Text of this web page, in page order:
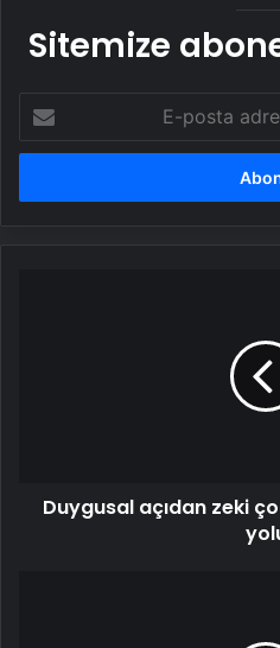
Sitemize
posta
adresinizi
Duygusal açıdan zeki